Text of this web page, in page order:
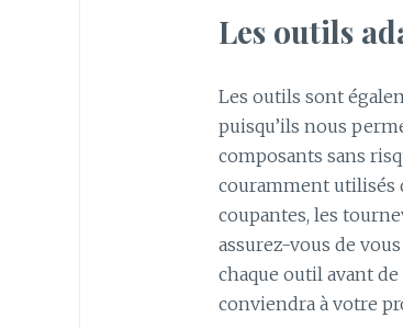
Les outils
Les outils sont
puisqu’ils nous
composants sans
couramment utilisés
coupantes, les
assurez-vous de
chaque outil avant
conviendra à votre